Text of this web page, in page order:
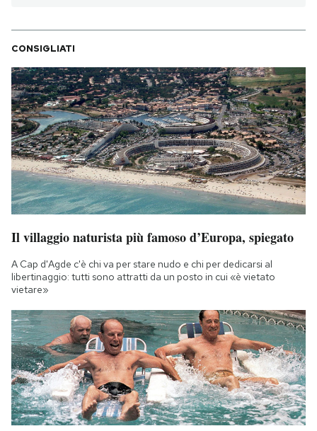
CONSIGLIATI
Il villaggio naturista più famoso d’Europa, spiegato
A Cap d'Agde c'è chi va per stare nudo e chi per dedicarsi al
libertinaggio: tutti sono attratti da un posto in cui «è vietato
vietare»